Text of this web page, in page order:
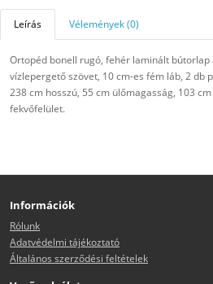
Leírás Vélemények (0)
Ortopéd bonell rugó, fehér laminált
vízlepergető szövet, 10 cm-es fém láb, 2 db
238 cm hosszú, 55 cm ülőmagasság, 103
fekvőfelület.
Információk
Rólunk
Adatvédelmi tájékoztató
Általános szerződési feltételek